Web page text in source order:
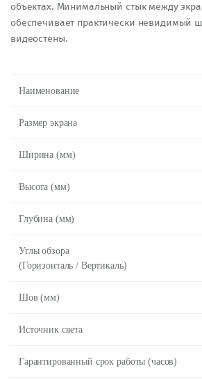
объектах. Минимальный стык между
обеспечивает практически невидимый
видеостены.
Наименование
Размер экрана
Ширина (мм)
Высота (мм)
Глубина (мм)
Углы обзора
(Горизонталь / Вертикаль)
Шов (мм)
Источник света
Гарантированный срок работы (часов)